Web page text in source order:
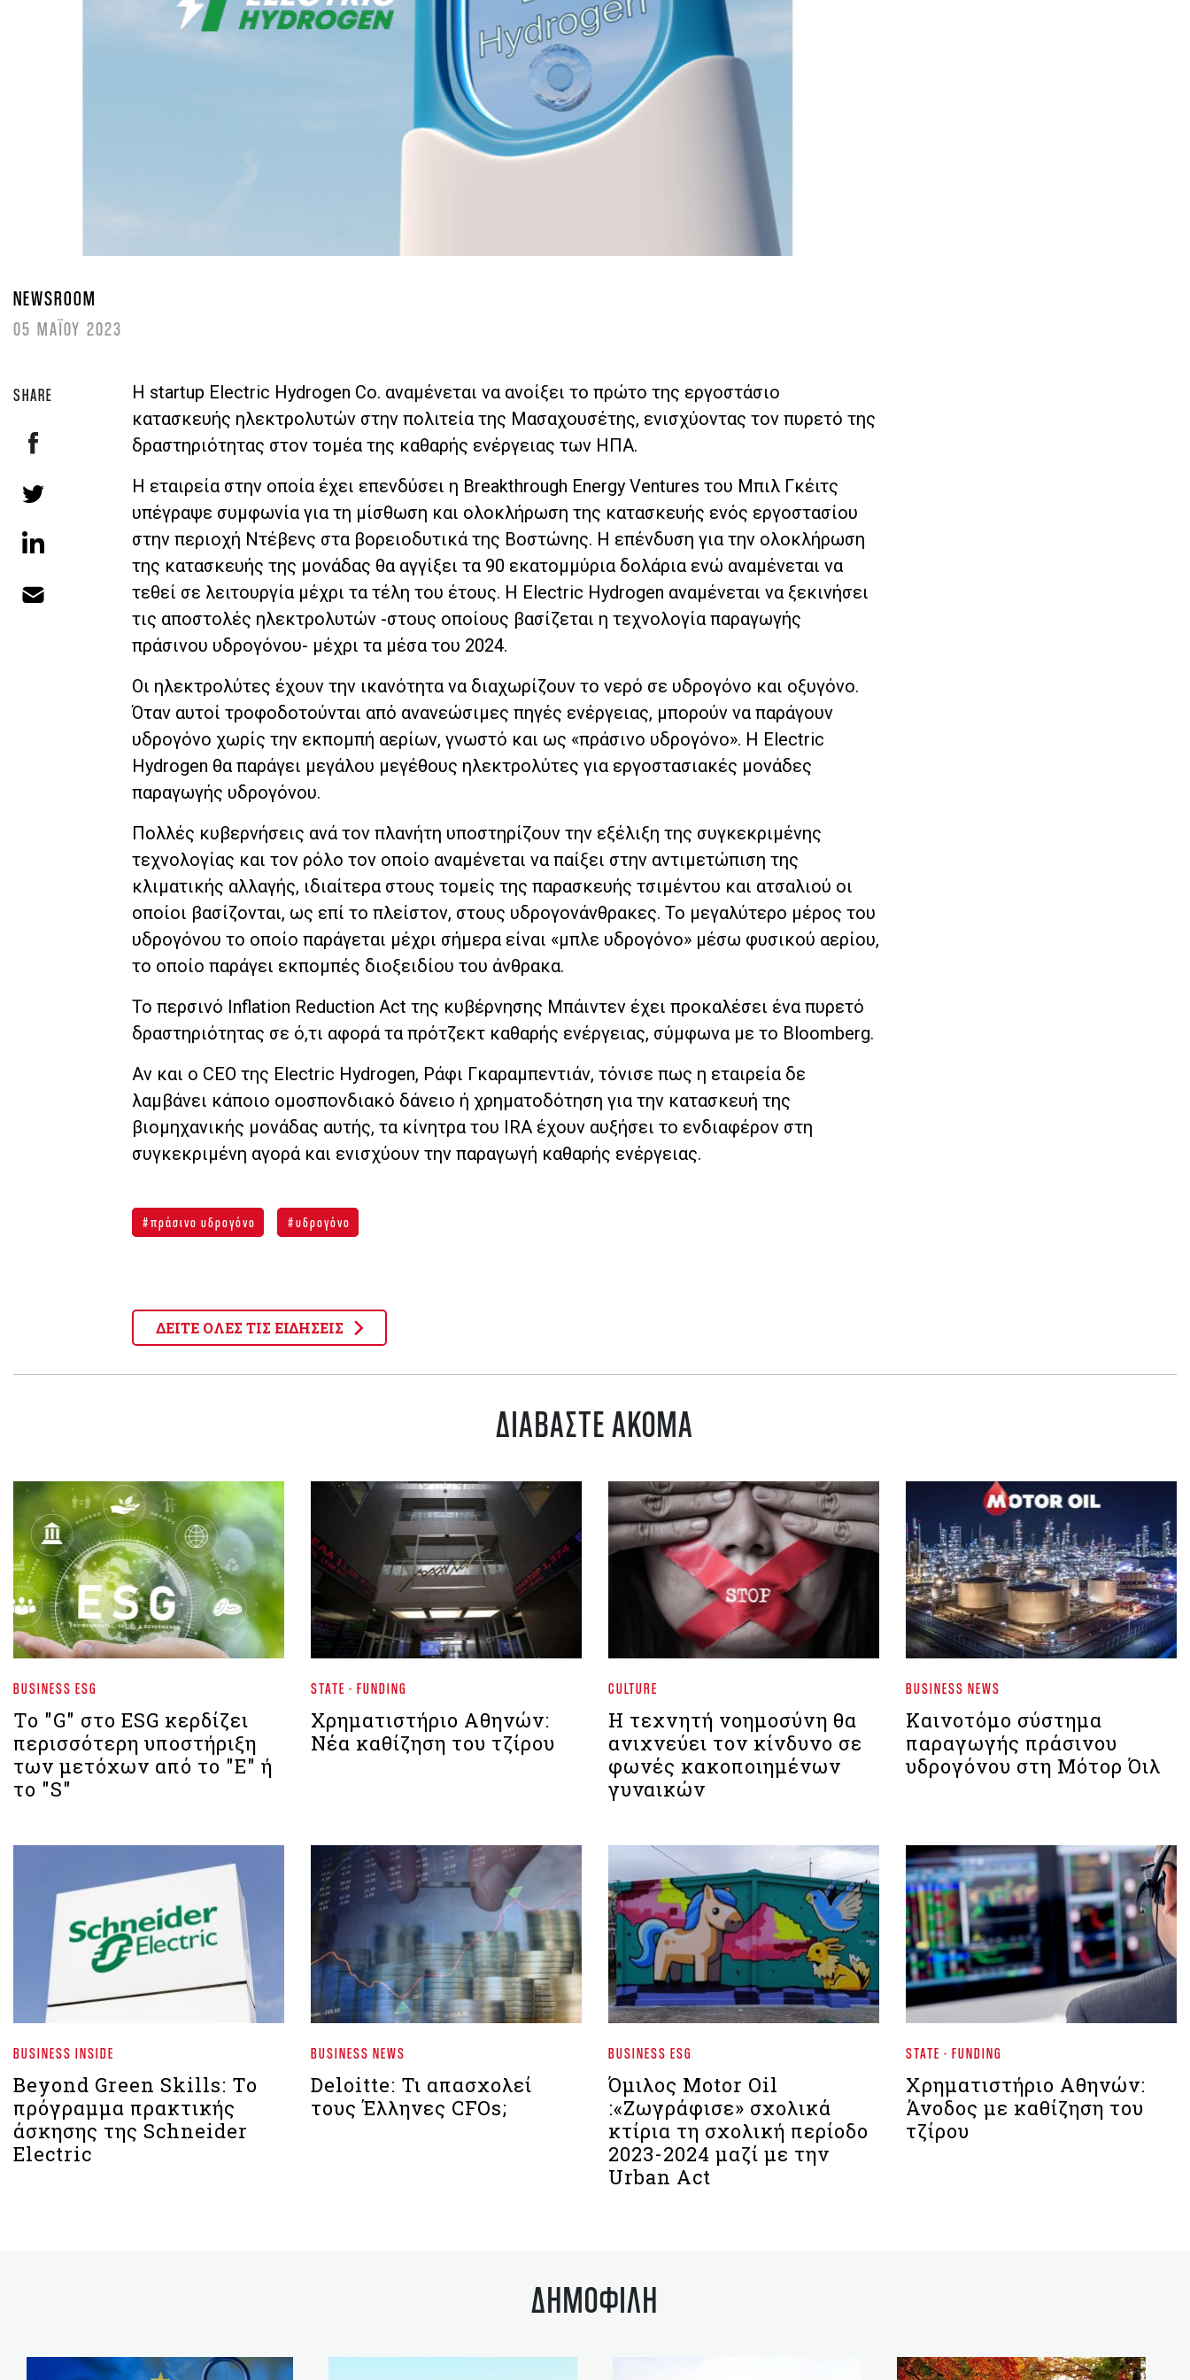
NEWSROOM
05 ΜΑΪΟΥ 2023
SHARE
Η startup Electric Hydrogen Co. αναμένεται να ανοίξει το πρώτο της εργοστάσιο
κατασκευής ηλεκτρολυτών στην πολιτεία της Μασαχουσέτης, ενισχύοντας τον πυρετό της
δραστηριότητας στον τομέα της καθαρής ενέργειας των ΗΠΑ.
Η εταιρεία στην οποία έχει επενδύσει η Breakthrough Energy Ventures του Μπιλ Γκέιτς
υπέγραψε συμφωνία για τη μίσθωση και ολοκλήρωση της κατασκευής ενός εργοστασίου
στην περιοχή Ντέβενς στα βορειοδυτικά της Βοστώνης. Η επένδυση για την ολοκλήρωση
της κατασκευής της μονάδας θα αγγίξει τα 90 εκατομμύρια δολάρια ενώ αναμένεται να
τεθεί σε λειτουργία μέχρι τα τέλη του έτους. Η Electric Hydrogen αναμένεται να ξεκινήσει
τις αποστολές ηλεκτρολυτών -στους οποίους βασίζεται η τεχνολογία παραγωγής
πράσινου υδρογόνου- μέχρι τα μέσα του 2024.
Οι ηλεκτρολύτες έχουν την ικανότητα να διαχωρίζουν το νερό σε υδρογόνο και οξυγόνο.
Όταν αυτοί τροφοδοτούνται από ανανεώσιμες πηγές ενέργειας, μπορούν να παράγουν
υδρογόνο χωρίς την εκπομπή αερίων, γνωστό και ως «πράσινο υδρογόνο». Η Electric
Hydrogen θα παράγει μεγάλου μεγέθους ηλεκτρολύτες για εργοστασιακές μονάδες
παραγωγής υδρογόνου.
Πολλές κυβερνήσεις ανά τον πλανήτη υποστηρίζουν την εξέλιξη της συγκεκριμένης
τεχνολογίας και τον ρόλο τον οποίο αναμένεται να παίξει στην αντιμετώπιση της
κλιματικής αλλαγής, ιδιαίτερα στους τομείς της παρασκευής τσιμέντου και ατσαλιού οι
οποίοι βασίζονται, ως επί το πλείστον, στους υδρογονάνθρακες. Το μεγαλύτερο μέρος του
υδρογόνου το οποίο παράγεται μέχρι σήμερα είναι «μπλε υδρογόνο» μέσω φυσικού αερίου,
το οποίο παράγει εκπομπές διοξειδίου του άνθρακα.
Το περσινό Inflation Reduction Act της κυβέρνησης Μπάιντεν έχει προκαλέσει ένα πυρετό
δραστηριότητας σε ό,τι αφορά τα πρότζεκτ καθαρής ενέργειας, σύμφωνα με το Bloomberg.
Αν και ο CEO της Electric Hydrogen, Ράφι Γκαραμπεντιάν, τόνισε πως η εταιρεία δε
λαμβάνει κάποιο ομοσπονδιακό δάνειο ή χρηματοδότηση για την κατασκευή της
βιομηχανικής μονάδας αυτής, τα κίνητρα του IRA έχουν αυξήσει το ενδιαφέρον στη
συγκεκριμένη αγορά και ενισχύουν την παραγωγή καθαρής ενέργειας.
πράσινο υδρογόνο υδρογόνο
ΔΕΙΤΕ ΟΛΕΣ ΤΙΣ ΕΙΔΗΣΕΙΣ
ΔΙΑΒΑΣΤΕ ΑΚΟΜΑ
BUSINESS ESG
Το "G" στο ESG κερδίζει
περισσότερη υποστήριξη
των μετόχων από το "E" ή
το "S"
STATE - FUNDING
Χρηματιστήριο Aθηνών:
Νέα καθίζηση του τζίρου
CULTURE
Η τεχνητή νοημοσύνη θα
ανιχνεύει τον κίνδυνο σε
φωνές κακοποιημένων
γυναικών
BUSINESS NEWS
Καινοτόμο σύστημα
παραγωγής πράσινου
υδρογόνου στη Μότορ Όιλ
BUSINESS INSIDE
Beyond Green Skills: Το
πρόγραμμα πρακτικής
άσκησης της Schneider
Electric
BUSINESS NEWS
Deloitte: Τι απασχολεί
τους Έλληνες CFOs;
BUSINESS ESG
Όμιλος Motor Oil
:«Ζωγράφισε» σχολικά
κτίρια τη σχολική περίοδο
2023-2024 μαζί με την
Urban Act
STATE - FUNDING
Xρηματιστήριο Αθηνών:
Άνοδος με καθίζηση του
τζίρου
ΔΗΜΟΦΙΛΗ